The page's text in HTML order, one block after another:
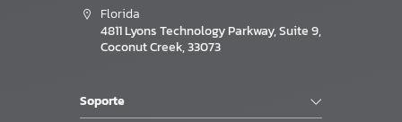
Florida
4811 Lyons Technology Parkway, Suite 9,
Coconut Creek, 33073
Soporte